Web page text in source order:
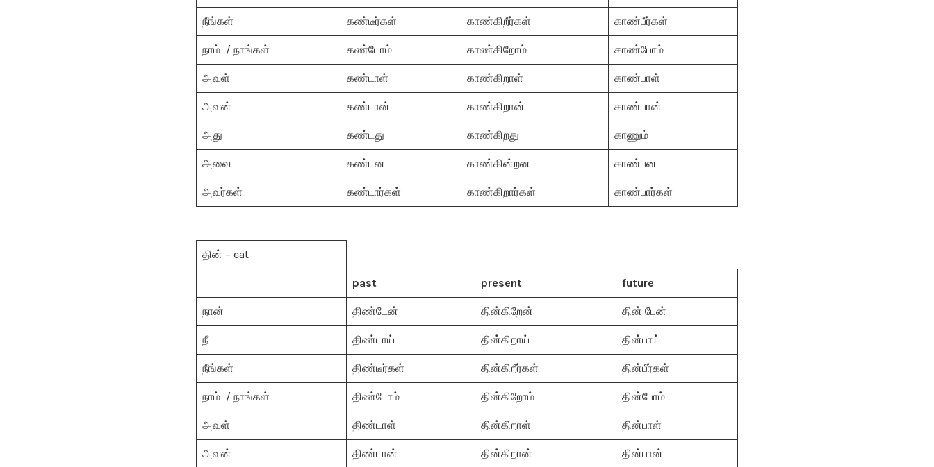
நீங்கள் கண்டீர்கள் காண்கிறீர்கள் காண்பீர்கள்
நாம் / நாங்கள் கண்டோம் காண்கிறோம் காண்போம்
அவள் கண்டாள் காண்கிறாள் காண்பாள்
அவன் கண்டான் காண்கிறான் காண்பான்
அது கண்டது காண்கிறது காணும்
அவை கண்டன காண்கின்றன காண்பன
அவர்கள் கண்டார்கள் காண்கிறார்கள் காண்பார்கள்
தின் – eat
past present future
நான் திண்டேன் தின்கிறேன் தின் பேன்
நீ திண்டாய் தின்கிறாய் தின்பாய்
நீங்கள் திண்டீர்கள் தின்கிறீர்கள் தின்பீர்கள்
நாம் / நாங்கள் திண்டோம் தின்கிறோம் தின்போம்
அவள் திண்டாள் தின்கிறாள் தின்பாள்
அவன் திண்டான் தின்கிறான் தின்பான்